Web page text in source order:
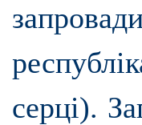
серці).